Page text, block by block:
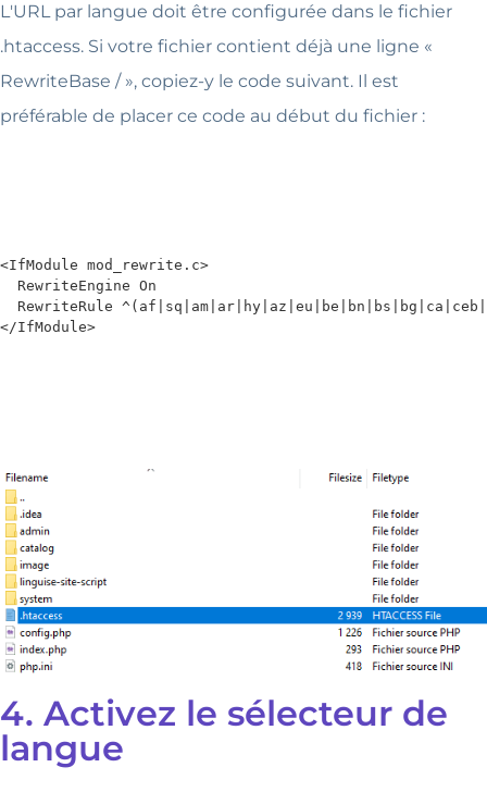
L'URL par langue doit être configurée dans le fichier
.htaccess. Si votre fichier contient déjà une ligne «
RewriteBase / », copiez-y le code suivant. Il est
préférable de placer ce code au début du fichier :
<IfModule mod_rewrite.c>
  RewriteEngine On
RewriteRule
</IfModule>
4. Activez le sélecteur de
langue